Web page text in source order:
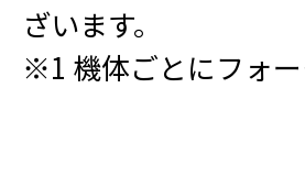
ざいます。
※1 機体ごとにフォ